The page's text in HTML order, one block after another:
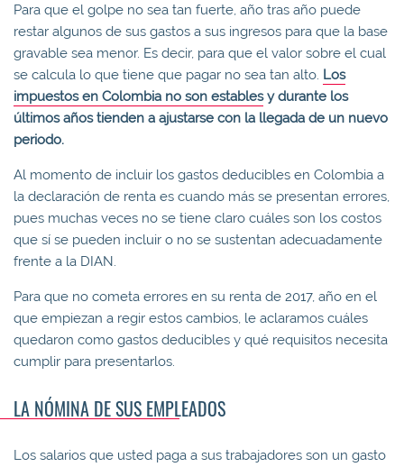
Para que el golpe no sea tan fuerte, año tras año puede
restar algunos de sus gastos a sus ingresos para que la base
gravable sea menor. Es decir, para que el valor sobre el cual
se calcula lo que tiene que pagar no sea tan alto. Los
impuestos en Colombia no son establesy durante los
últimos años tienden a ajustarse con la llegada de un nuevo
periodo.
Al momento de incluir los gastos deducibles en Colombia a
la declaración de renta es cuando más se presentan errores,
pues muchas veces no se tiene claro cuáles son los costos
que sí se pueden incluir o no se sustentan adecuadamente
frente a la DIAN.
Para que no cometa errores en su renta de 2017, año en el
que empiezan a regir estos cambios, le aclaramos cuáles
quedaron como gastos deducibles y qué requisitos necesita
cumplir para presentarlos.
LA NÓMINA DE SUS EMPLEADOS
Los salarios que usted paga a sus trabajadores son un gasto